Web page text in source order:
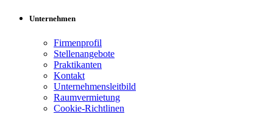
Unternehmen
Firmenprofil
Stellenangebote
Praktikanten
Kontakt
Unternehmensleitbild
Raumvermietung
Cookie-Richtlinen